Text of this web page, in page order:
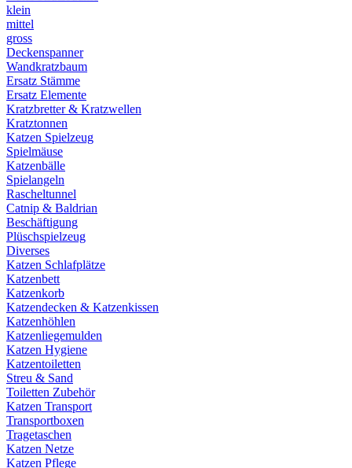
klein
mittel
gross
Deckenspanner
Wandkratzbaum
Ersatz Stämme
Ersatz Elemente
Kratzbretter & Kratzwellen
Kratztonnen
Katzen Spielzeug
Spielmäuse
Katzenbälle
Spielangeln
Rascheltunnel
Catnip & Baldrian
Beschäftigung
Plüschspielzeug
Diverses
Katzen Schlafplätze
Katzenbett
Katzenkorb
Katzendecken & Katzenkissen
Katzenhöhlen
Katzenliegemulden
Katzen Hygiene
Katzentoiletten
Streu & Sand
Toiletten Zubehör
Katzen Transport
Transportboxen
Tragetaschen
Katzen Netze
Katzen Pflege